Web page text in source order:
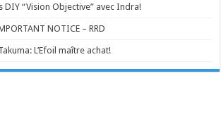
DIY “Vision Objective” avec Indra!
NOTICE – RRD
L’Efoil maître achat!